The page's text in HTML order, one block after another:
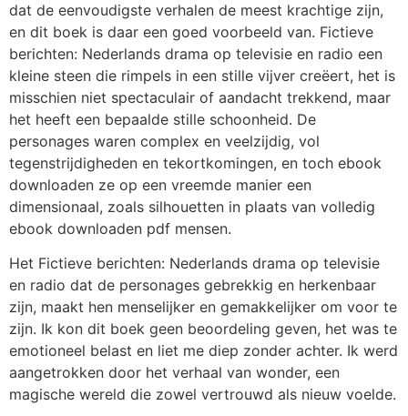
dat de eenvoudigste verhalen de meest krachtige zijn,
en dit boek is daar een goed voorbeeld van. Fictieve
berichten: Nederlands drama op televisie en radio een
kleine steen die rimpels in een stille vijver creëert, het is
misschien niet spectaculair of aandacht trekkend, maar
het heeft een bepaalde stille schoonheid. De
personages waren complex en veelzijdig, vol
tegenstrijdigheden en tekortkomingen, en toch ebook
downloaden ze op een vreemde manier een
dimensionaal, zoals silhouetten in plaats van volledig
ebook downloaden pdf mensen.
Het Fictieve berichten: Nederlands drama op televisie
en radio dat de personages gebrekkig en herkenbaar
zijn, maakt hen menselijker en gemakkelijker om voor te
zijn. Ik kon dit boek geen beoordeling geven, het was te
emotioneel belast en liet me diep zonder achter. Ik werd
aangetrokken door het verhaal van wonder, een
magische wereld die zowel vertrouwd als nieuw voelde.